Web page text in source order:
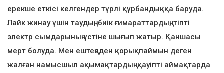
ерекше еткісі келгендер түрлі құрбандыққа баруда.
Лайк жинау үшін таудың, биік ғимараттардың, тіпті
электр сымдарының үстіне шығып жатыр. Қаншасы
мерт болуда. Мен ештеңеден қорықпаймын деген
жалған намысшыл ақымақтардың қауіпті аймақтарда